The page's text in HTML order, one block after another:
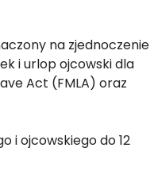
na zjednoczenie
i urlop ojcowski dla
Act (FMLA) oraz
i ojcowskiego do 12